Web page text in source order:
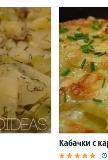
Кабачки с